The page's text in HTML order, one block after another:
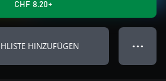
CHF 8.20+
HINZUFÜGEN ● ● ●